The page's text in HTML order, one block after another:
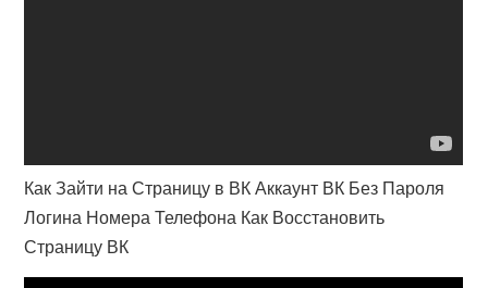
Как Зайти на Страницу в ВК Аккаунт ВК Без Пароля
Логина Номера Телефона Как Восстановить
Страницу ВК